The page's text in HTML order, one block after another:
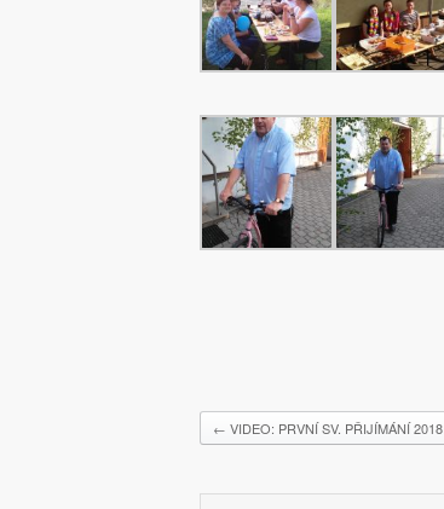
← VIDEO: PRVNÍ SV. PŘIJÍMÁNÍ 2018